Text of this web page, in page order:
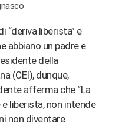
“deriva liberista” e
abbiano un padre e
della
(CEI), dunque,
afferma che “La
liberista, non intende
non diventare